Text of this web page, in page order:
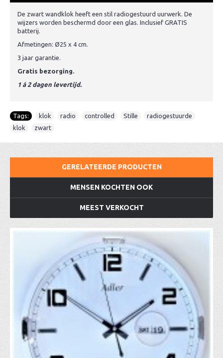
De zwart wandklok heeft een stil radiogestuurd uurwerk. De
wijzers worden beschermd door een glas. Inclusief GRATIS
batterij.
Afmetingen: Ø25 x 4 cm.
3 jaar garantie.
Gratis bezorging.
1 á 2 dagen levertijd.
Tags: klok radio controlled Stille radiogestuurde
klok
zwart
GERELATEERDE PRODUCTEN
MENSEN KOCHTEN OOK
MEEST VERKOCHT